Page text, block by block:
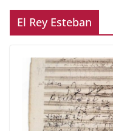
El Rey Esteban